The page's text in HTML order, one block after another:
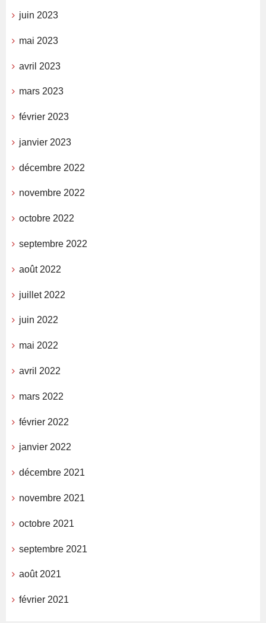
juin 2023
mai 2023
avril 2023
mars 2023
février 2023
janvier 2023
décembre 2022
novembre 2022
octobre 2022
septembre 2022
août 2022
juillet 2022
juin 2022
mai 2022
avril 2022
mars 2022
février 2022
janvier 2022
décembre 2021
novembre 2021
octobre 2021
septembre 2021
août 2021
février 2021